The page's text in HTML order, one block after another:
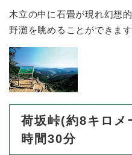
木立の中に石畳が現れ幻想
野灘を眺めることができます
荷坂峠(約8キロ
時間30分